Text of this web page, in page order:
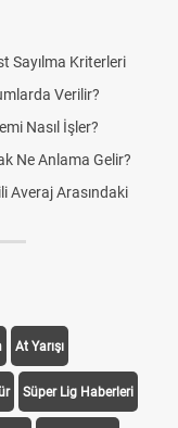
Kriterleri
Verilir?
İşler?
Gelir?
Arasındaki
At Yarışı